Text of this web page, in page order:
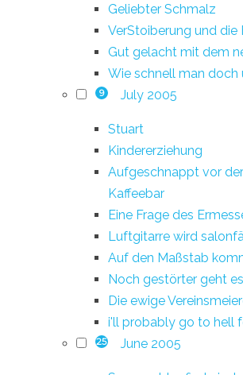
Geliebter Schmalz
VerStoiberung und die
Gut gelacht mit dem
Wie schnell man
9 July 2005
Stuart
Kindererziehung
Aufgeschnappt vor
Kaffeebar
Eine Frage des
Luftgitarre wird
Auf den Maßstab
Noch gestörter geht
Die ewige
i'll probably go to hell
25 June 2005